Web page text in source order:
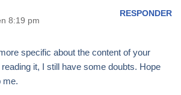
8:19 pm
RESPONDER
specific about the content of your
it, I still have some doubts. Hope
me.